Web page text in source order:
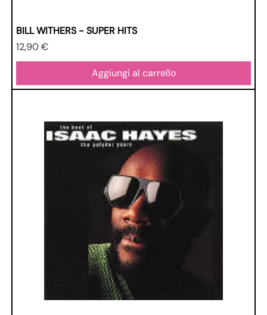
BILL WITHERS - SUPER HITS
Prezzo
12,90 €
Aggiungi al carrello